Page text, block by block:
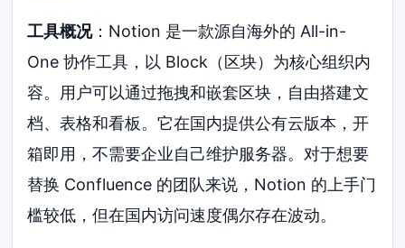
工具概况：Notion 是一款源自海外的 All-in-
One 协作工具，以 Block（区块）为核心组织内
容。用户可以通过拖拽和嵌套区块，自由搭建文
档、表格和看板。它在国内提供公有云版本，开
箱即用，不需要企业自己维护服务器。对于想要
替换 Confluence 的团队来说，Notion 的上手门
槛较低，但在国内访问速度偶尔存在波动。